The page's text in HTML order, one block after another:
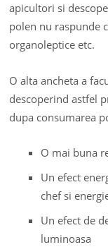
apicultori si
polen nu raspunde
organoleptice etc.
O alta ancheta a
descoperind astfel
dupa consumarea
O mai buna
Un efect
chef si
Un efect de
luminoasa